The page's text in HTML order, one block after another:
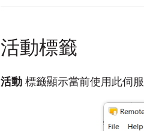
活動標籤
活動 標籤顯示當前使用此伺